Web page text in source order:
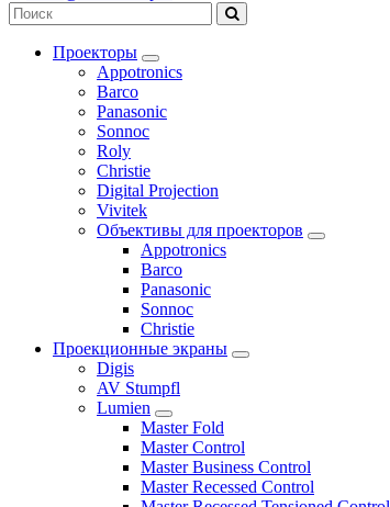
Проекторы
Appotronics
Barco
Panasonic
Sonnoc
Roly
Christie
Digital Projection
Vivitek
Объективы для проекторов
Appotronics
Barco
Panasonic
Sonnoc
Сhristie
Проекционные экраны
Digis
AV Stumpfl
Lumien
Master Fold
Master Control
Master Business Control
Master Recessed Control